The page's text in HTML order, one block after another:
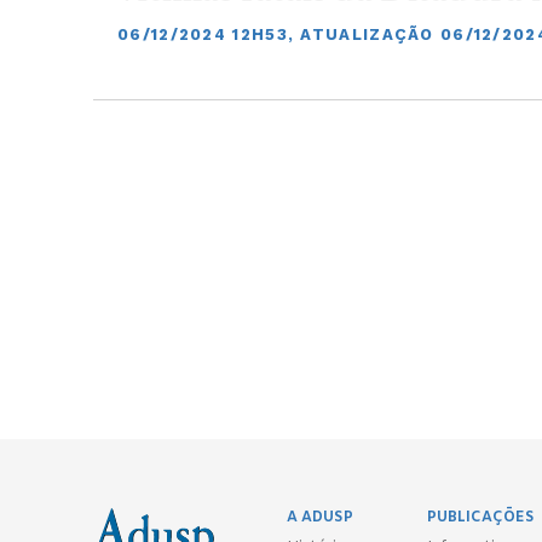
06/12/2024 12H53, ATUALIZAÇÃO 06/12/
A ADUSP
PUBLICAÇÕES